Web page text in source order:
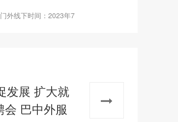
外线下时间：2023年7
发展 扩大就
会 巴中外服